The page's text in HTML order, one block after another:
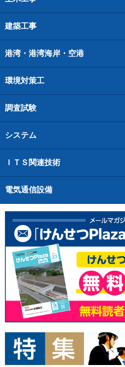
建築工事
港湾・港湾海岸・空港
環境対策工
調査試験
システム
ＩＴＳ関連技術
電気通信設備